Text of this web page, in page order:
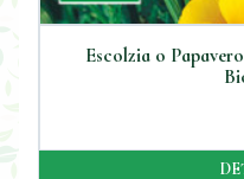
Escolzia o